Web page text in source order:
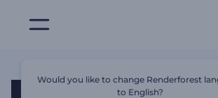
Would you like to change Renderforest
to English?